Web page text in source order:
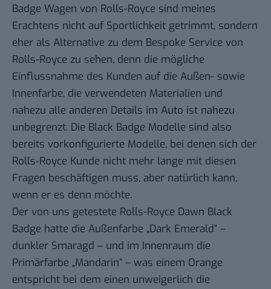
Badge Wagen von Rolls-Royce sind meines
Erachtens nicht auf Sportlichkeit getrimmt, sondern
eher als Alternative zu dem Bespoke Service von
Rolls-Royce zu sehen, denn die mögliche
Einflussnahme des Kunden auf die Außen- sowie
Innenfarbe, die verwendeten Materialien und
nahezu alle anderen Details im Auto ist nahezu
unbegrenzt. Die Black Badge Modelle sind also
bereits vorkonfigurierte Modelle, bei denen sich der
Rolls-Royce Kunde nicht mehr lange mit diesen
Fragen beschäftigen muss, aber natürlich kann,
wenn er es denn möchte.
Der von uns getestete Rolls-Royce Dawn Black
Badge hatte die Außenfarbe „Dark Emerald“ –
dunkler Smaragd – und im Innenraum die
Primärfarbe „Mandarin“ – was einem Orange
entspricht bei dem einen unweigerlich die